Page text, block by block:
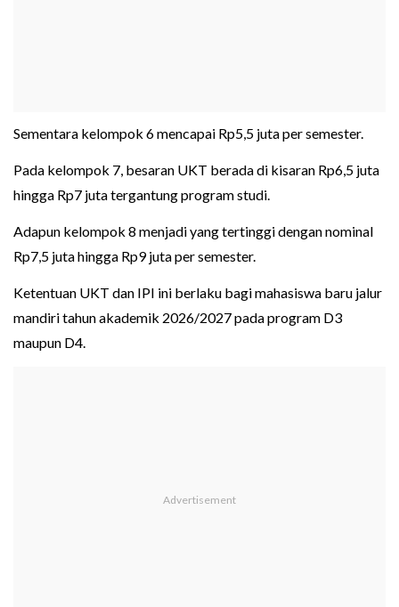
Sementara kelompok 6 mencapai Rp5,5 juta per semester.
Pada kelompok 7, besaran UKT berada di kisaran Rp6,5 juta
hingga Rp7 juta tergantung program studi.
Adapun kelompok 8 menjadi yang tertinggi dengan nominal
Rp7,5 juta hingga Rp9 juta per semester.
Ketentuan UKT dan IPI ini berlaku bagi mahasiswa baru jalur
mandiri tahun akademik 2026/2027 pada program D3
maupun D4.